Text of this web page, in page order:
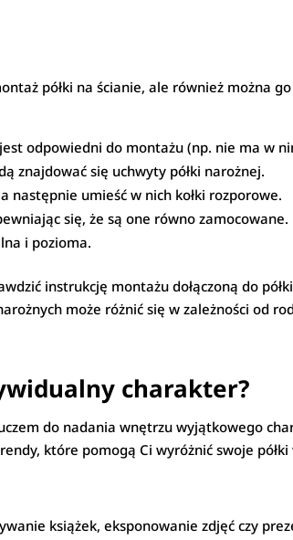
półki na ścianie, ale również można
odpowiedni do montażu (np. nie ma w
znajdować się uchwyty półki narożnej.
następnie umieść w nich kołki rozporowe.
się, że są one równo zamocowane.
i pozioma.
instrukcję montażu dołączoną do
może różnić się w zależności od
charakter?
do nadania wnętrzu wyjątkowego
które pomogą Ci wyróżnić swoje
książek, eksponowanie zdjęć czy